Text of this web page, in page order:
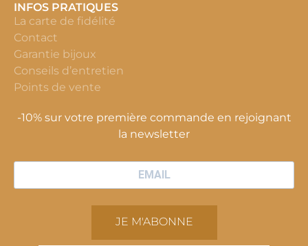
INFOS PRATIQUES
La carte de fidélité
Contact
Garantie bijoux
Conseils d’entretien
Points de vente
-10% sur votre première commande en rejoignant
la newsletter
JE M'ABONNE